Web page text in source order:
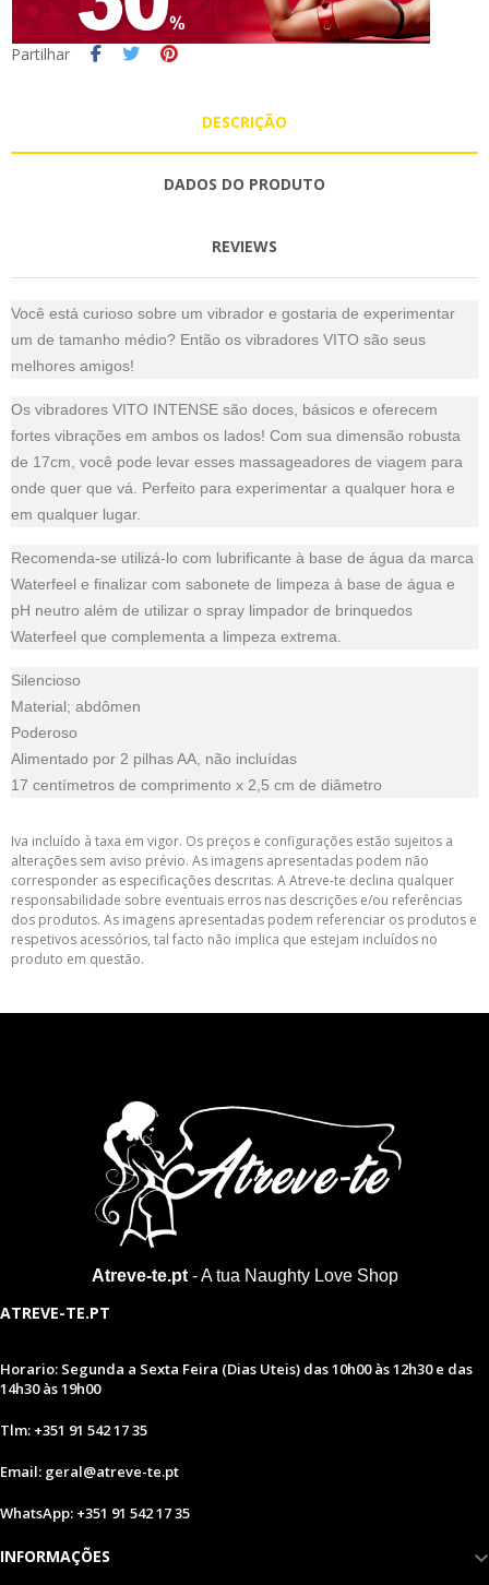
Partilhar
DESCRIÇÃO
DADOS DO PRODUTO
REVIEWS
Você está curioso sobre um vibrador e gostaria de experimentar
um de tamanho médio? Então os vibradores VITO são seus
melhores amigos!
Os vibradores VITO INTENSE são doces, básicos e oferecem
fortes vibrações em ambos os lados! Com sua dimensão robusta
de 17cm, você pode levar esses massageadores de viagem para
onde quer que vá. Perfeito para experimentar a qualquer hora e
em qualquer lugar.
Recomenda-se utilizá-lo com lubrificante à base de água da marca
Waterfeel e finalizar com sabonete de limpeza à base de água e
pH neutro além de utilizar o spray limpador de brinquedos
Waterfeel que complementa a limpeza extrema.
Silencioso
Material; abdômen
Poderoso
Alimentado por 2 pilhas AA, não incluídas
17 centímetros de comprimento x 2,5 cm de diâmetro
Iva incluído à taxa em vigor. Os preços e configurações estão sujeitos a
alterações sem aviso prévio. As imagens apresentadas podem não
corresponder as especificações descritas. A Atreve-te declina qualquer
responsabilidade sobre eventuais erros nas descrições e/ou referências
dos produtos. As imagens apresentadas podem referenciar os produtos e
respetivos acessórios, tal facto não implica que estejam incluídos no
produto em questão.
Atreve-te.pt- A tua Naughty Love Shop
ATREVE-TE.PT
Horario: Segunda a Sexta Feira (Dias Uteis) das 10h00 às 12h30 e das
14h30 às 19h00
Tlm: +351 91 542 17 35
Email: geral@atreve-te.pt
WhatsApp: +351 91 542 17 35
INFORMAÇÕES